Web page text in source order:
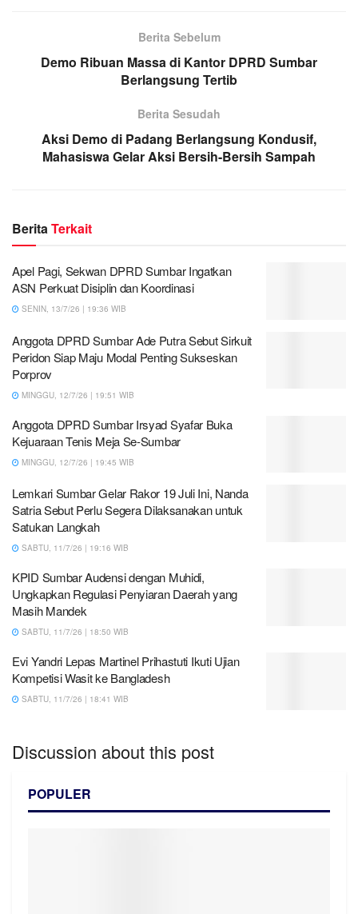
Berita Sebelum
Demo Ribuan Massa di Kantor DPRD Sumbar
Berlangsung Tertib
Berita Sesudah
Aksi Demo di Padang Berlangsung Kondusif,
Mahasiswa Gelar Aksi Bersih-Bersih Sampah
BeritaTerkait
Apel Pagi, Sekwan DPRD Sumbar Ingatkan
ASN Perkuat Disiplin dan Koordinasi
SENIN, 13/7/26 | 19:36 WIB
Anggota DPRD Sumbar Ade Putra Sebut Sirkuit
Peridon Siap Maju Modal Penting Sukseskan
Porprov
MINGGU, 12/7/26 | 19:51 WIB
Anggota DPRD Sumbar Irsyad Syafar Buka
Kejuaraan Tenis Meja Se-Sumbar
MINGGU, 12/7/26 | 19:45 WIB
Lemkari Sumbar Gelar Rakor 19 Juli Ini, Nanda
Satria Sebut Perlu Segera Dilaksanakan untuk
Satukan Langkah
SABTU, 11/7/26 | 19:16 WIB
KPID Sumbar Audensi dengan Muhidi,
Ungkapkan Regulasi Penyiaran Daerah yang
Masih Mandek
SABTU, 11/7/26 | 18:50 WIB
Evi Yandri Lepas Martinel Prihastuti Ikuti Ujian
Kompetisi Wasit ke Bangladesh
SABTU, 11/7/26 | 18:41 WIB
Discussion about this post
POPULER